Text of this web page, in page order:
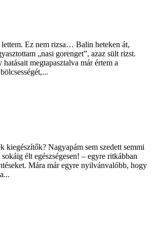
lettem. Ez nem rizsa… Balin heteken át,
„nasi gorenget”, azaz sült rizst.
megtapasztalva már értem a
kiegészítők? Nagyapám sem szedett semmi
élt egészségesen! – egyre ritkábban
Mára már egyre nyilvánvalóbb, hogy